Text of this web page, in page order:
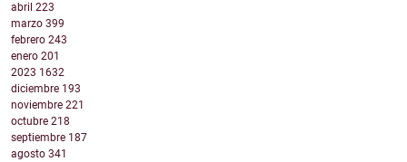
abril 223
marzo 399
febrero 243
enero 201
2023 1632
diciembre 193
noviembre 221
octubre 218
septiembre 187
agosto 341